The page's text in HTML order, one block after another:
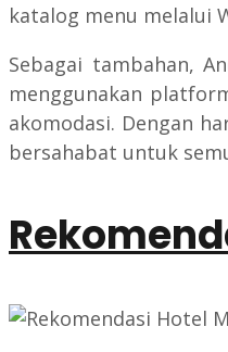
katalog menu melalui
Sebagai tambahan,
menggunakan
akomodasi. Dengan
bersahabat untuk